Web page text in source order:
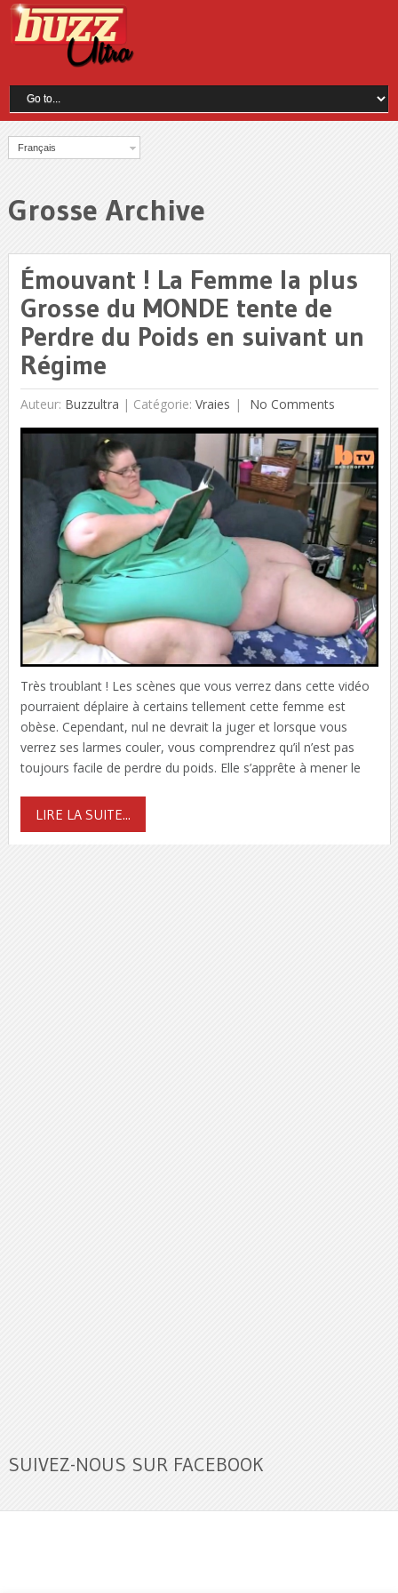
Français
Grosse Archive
Émouvant ! La Femme la plus
Grosse du MONDE tente de
Perdre du Poids en suivant un
Régime
Auteur: Buzzultra | Catégorie: Vraies No Comments
Très troublant ! Les scènes que vous verrez dans cette vidéo
pourraient déplaire à certains tellement cette femme est
obèse. Cependant, nul ne devrait la juger et lorsque vous
verrez ses larmes couler, vous comprendrez qu’il n’est pas
toujours facile de perdre du poids. Elle s’apprête à mener le
LIRE LA SUITE...
SUIVEZ-NOUS SUR FACEBOOK